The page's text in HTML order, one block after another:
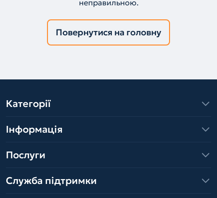
неправильною.
Повернутися на головну
Категорії
Інформація
Послуги
Служба підтримки